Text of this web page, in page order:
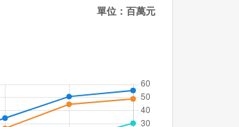
單位：百萬元